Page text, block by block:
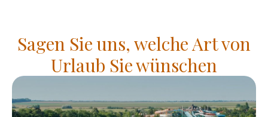
Sagen Sie uns, welche Art von
Urlaub Sie wünschen